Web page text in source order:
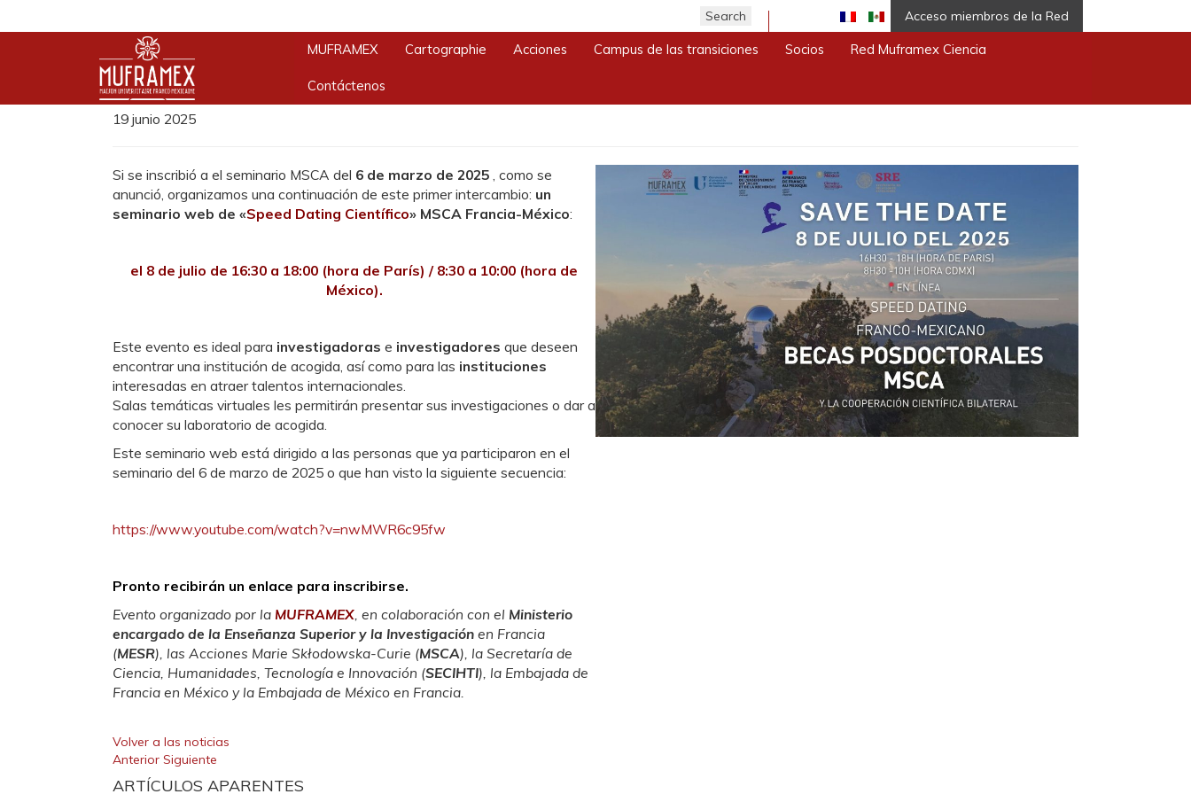
Acceso miembros de la Red
MUFRAMEX Cartographie Acciones Campus de las transiciones Socios Red Muframex Ciencia
Contáctenos
Accueil
Webinario « Speed Dating Scientifique » MSCA México-Francia
19 junio 2025
Si se inscribió a el seminario MSCA del 6 de marzo de 2025 , como se
anunció, organizamos una continuación de este primer intercambio: un
seminario web de «Speed Dating Científico» MSCA Francia-México:
el 8 de julio de 16:30 a 18:00 (hora de París) / 8:30 a 10:00 (hora de
México).
Este evento es ideal para investigadoras e investigadores que deseen
encontrar una institución de acogida, así como para las instituciones
interesadas en atraer talentos internacionales.
Salas temáticas virtuales les permitirán presentar sus investigaciones o dar a
conocer su laboratorio de acogida.
Este seminario web está dirigido a las personas que ya participaron en el
seminario del 6 de marzo de 2025 o que han visto la siguiente secuencia:
https://www.youtube.com/watch?v=nwMWR6c95fw
Pronto recibirán un enlace para inscribirse.
Evento organizado por la MUFRAMEX, en colaboración con el Ministerio
encargado de la Enseñanza Superior y la Investigación en Francia
(MESR), las Acciones Marie Skłodowska-Curie (MSCA), la Secretaría de
Ciencia, Humanidades, Tecnología e Innovación (SECIHTI), la Embajada de
Francia en México y la Embajada de México en Francia.
Volver a las noticias
Anterior Siguiente
ARTÍCULOS APARENTES